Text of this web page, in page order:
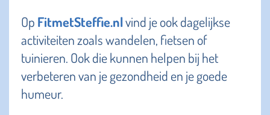
Op FitmetSteffie.nlvind je ook dagelijkse
activiteiten zoals wandelen, fietsen of
tuinieren. Ook die kunnen helpen bij het
verbeteren van je gezondheid en je goede
humeur.